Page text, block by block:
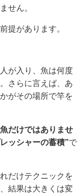
せん。
提があります。
が入り、魚は何度
さらに言えば、あ
がその場所で竿を
だけではありませ
ッシャーの蓄積”で
だけテクニックを
結果は大きくは変